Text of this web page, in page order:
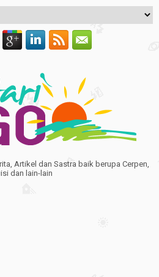
Artikel dan Sastra baik berupa Cerpen,
dan lain-lain